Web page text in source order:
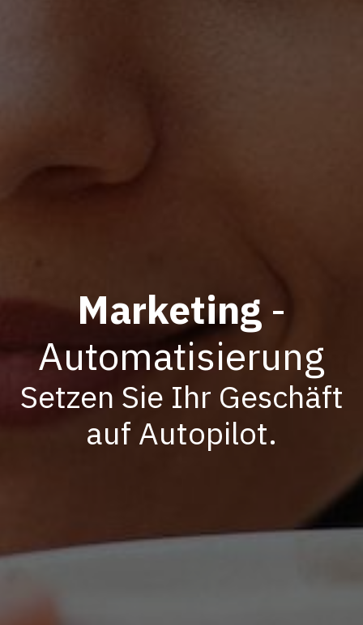
Marketing -
Automatisierung
Setzen Sie Ihr Geschäft
auf Autopilot.